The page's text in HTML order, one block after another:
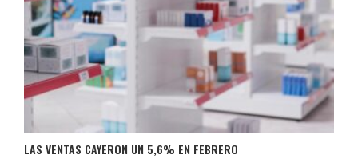
LAS VENTAS CAYERON UN 5,6% EN FEBRERO